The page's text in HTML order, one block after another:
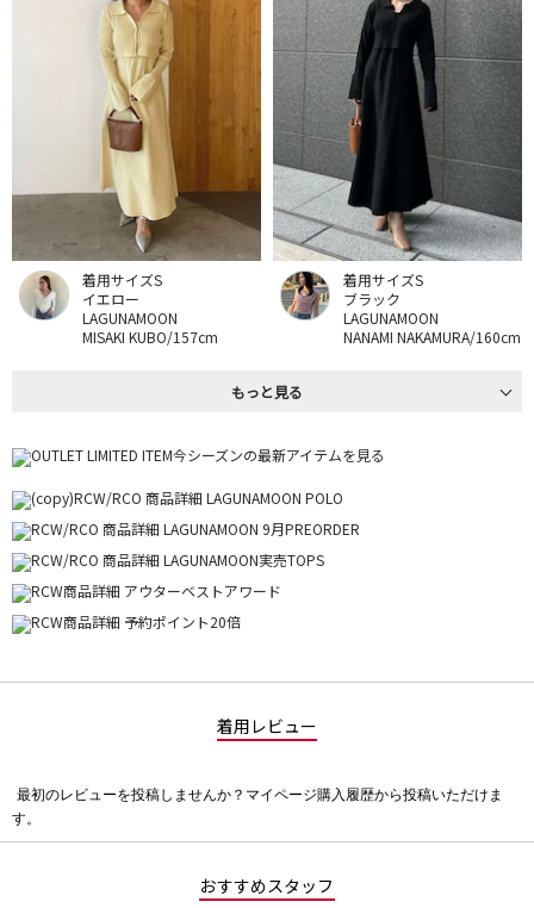
着用サイズS
イエロー
LAGUNAMOON
MISAKI KUBO/157cm
着用サイズS
ブラック
LAGUNAMOON
NANAMI NAKAMURA/160cm
もっと見る
着用レビュー
評
価
最初のレビューを投稿しませんか？マイページ購入履歴から投稿いただけま
す。
おすすめスタッフ